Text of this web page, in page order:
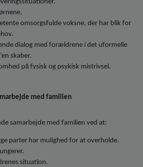
omsorgsfulde voksne, der har blik for
dialog med forældrene i det uformelle
skaber.
på fysisk og psykisk mistrivsel.
med familien
samarbejde med familien ved at:
parter har mulighed for at overholde.
situation.